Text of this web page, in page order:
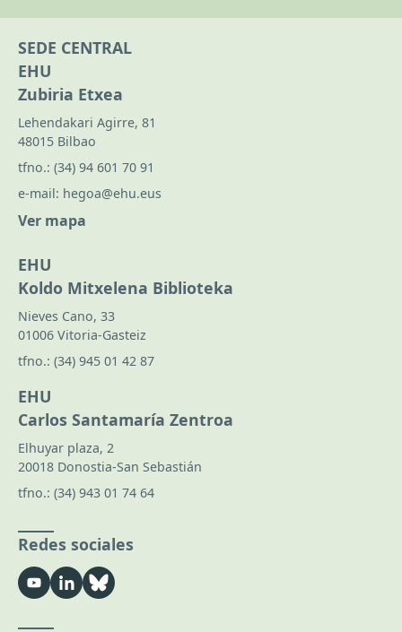
SEDE CENTRAL
EHU
Zubiria Etxea
Lehendakari Agirre, 81
48015 Bilbao
tfno.: (34) 94 601 70 91
e-mail: hegoa@ehu.eus
Ver mapa
EHU
Koldo Mitxelena Biblioteka
Nieves Cano, 33
01006 Vitoria-Gasteiz
tfno.: (34) 945 01 42 87
EHU
Carlos Santamaría Zentroa
Elhuyar plaza, 2
20018 Donostia-San Sebastián
tfno.: (34) 943 01 74 64
Redes sociales